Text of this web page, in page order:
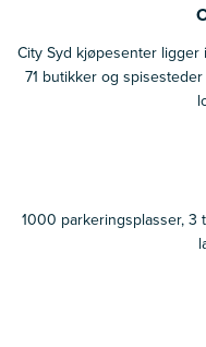
City Syd kjøpesenter
71 butikker og
1000 parkeringsplasser,